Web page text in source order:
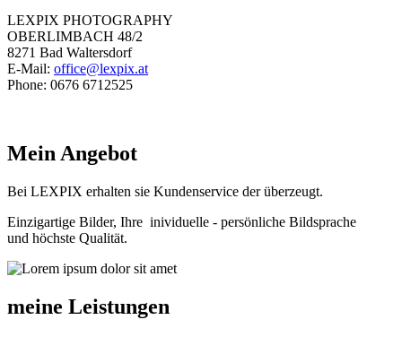
LEXPIX PHOTOGRAPHY
OBERLIMBACH 48/2
8271 Bad Waltersdorf
E-Mail: office@lexpix.at
Phone: 0676 6712525
Mein Angebot
Bei LEXPIX erhalten sie Kundenservice der überzeugt.
Einzigartige Bilder, Ihre inividuelle - persönliche Bildsprache
und höchste Qualität.
meine Leistungen